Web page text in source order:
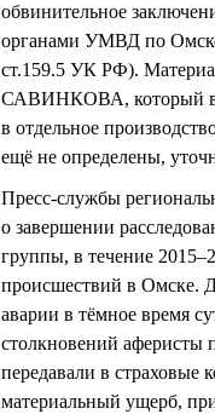
обвинительное
органами УМВД по
ст.159.5 УК РФ).
САВИНКОВА, который
в отдельное
ещё не определены,
Пресс-службы
о завершении
группы, в течение
происшествий в Омске.
аварии в тёмное время
столкновений
передавали в
материальный ущерб,